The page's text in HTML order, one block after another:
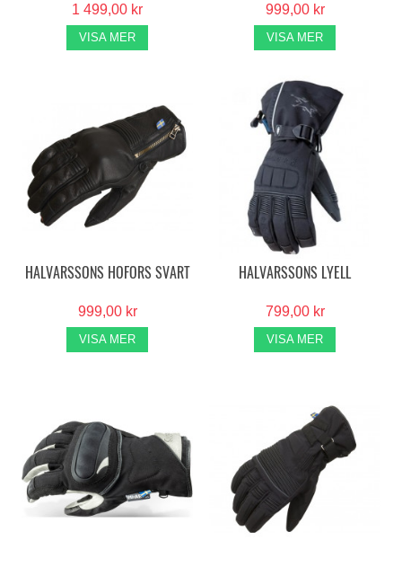
1 499,00 kr
VISA MER
999,00 kr
VISA MER
HALVARSSONS HOFORS SVART
999,00 kr
VISA MER
HALVARSSONS LYELL
799,00 kr
VISA MER